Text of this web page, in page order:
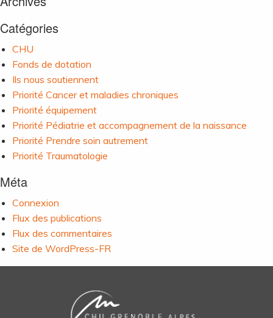
Catégories
CHU
Fonds de dotation
Ils nous soutiennent
Priorité Cancer et maladies chroniques
Priorité équipement
Priorité Pédiatrie et accompagnement de la naissance
Priorité Prendre soin autrement
Priorité Traumatologie
Méta
Connexion
Flux des publications
Flux des commentaires
Site de WordPress-FR